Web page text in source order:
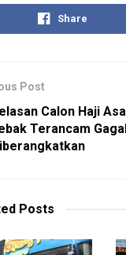
Share
Post
Calon Haji Asal
Terancam Gagal
Posts